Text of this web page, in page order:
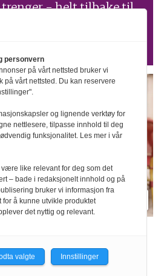
- helt tilbake til
søkbart, digitalt
starter
ansatte
personvern
på vårt nettsted bruker vi
på vårt nettsted. Du kan reservere
og lignende verktøy for
nettlesere, tilpasse innhold til deg
funksjonalitet. Les mer i vår
like relevant for deg som det
– bade i redaksjonelt innhold og på
bruker vi informasjon fra
å kunne utvikle produktet
det nyttig og relevant.
valgte Innstillinger